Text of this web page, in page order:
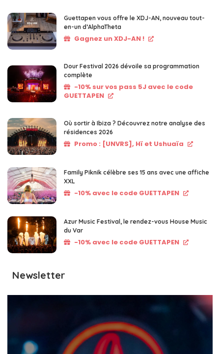
Guettapen vous offre le XDJ-AN, nouveau tout-
en-un d’AlphaTheta
Gagnez un XDJ-AN !
Dour Festival 2026 dévoile sa programmation
complète
-10% sur vos pass 5J avec le code
GUETTAPEN
Où sortir à Ibiza ? Découvrez notre analyse des
résidences 2026
Promo : [UNVRS], Hï et Ushuaïa
Family Piknik célèbre ses 15 ans avec une affiche
XXL
-10% avec le code GUETTAPEN
Azur Music Festival, le rendez-vous House Music
du Var
-10% avec le code GUETTAPEN
Newsletter